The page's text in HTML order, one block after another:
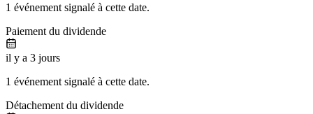
1 événement signalé à cette date.
Paiement du dividende
il y a 3 jours
1 événement signalé à cette date.
Détachement du dividende